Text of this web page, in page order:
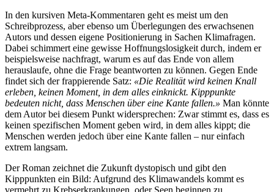
In den kursiven Meta-Kommentaren geht es meist um den
Schreibprozess, aber ebenso um Überlegungen des erwachsenen
Autors und dessen eigene Positionierung in Sachen Klimafragen.
Dabei schimmert eine gewisse Hoffnungslosigkeit durch, indem er
beispielsweise nachfragt, warum es auf das Ende von allem
herauslaufe, ohne die Frage beantworten zu können. Gegen Ende
findet sich der frappierende Satz: «Die Realität wird keinen Knall
erleben, keinen Moment, in dem alles einknickt. Kipppunkte
bedeuten nicht, dass Menschen über eine Kante fallen.» Man könnte
dem Autor bei diesem Punkt widersprechen: Zwar stimmt es, dass es
keinen spezifischen Moment geben wird, in dem alles kippt; die
Menschen werden jedoch über eine Kante fallen – nur einfach
extrem langsam.
Der Roman zeichnet die Zukunft dystopisch und gibt den
Kipppunkten ein Bild: Aufgrund des Klimawandels kommt es
vermehrt zu Krebserkrankungen, oder Seen beginnen zu